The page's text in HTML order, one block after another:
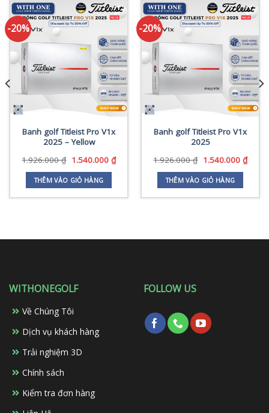
-20%
Banh golf Titleist Pro V1x
2025 – Yellow
1.926.000₫ Giá
là:
1.926.000 ₫.
1.540.000 ₫Giá
1.540.000 ₫.
THÊM VÀO GIỎ HÀNG
-20%
Banh golf Titleist Pro V1x
2025
1.926.000₫ Giá
là:
1.926.000 ₫.
1.540.000 ₫Giá
THÊM VÀO GIỎ HÀNG
WITHONEGOLF
Về Chúng Tôi
Dịch vụ khách hàng
Trải nghiệm 3D
Chính sách
Kiểm tra đơn hàng
FOLLOW US